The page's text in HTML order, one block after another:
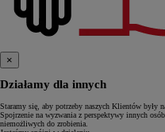
×
Działamy dla innych
Staramy się, aby potrzeby naszych Klientów były
Spojrzenie na wyzwania z perspektywy innych
niemożliwych do zrobienia.